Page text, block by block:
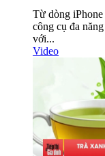
Từ dòng
công cụ đa
với...
Video